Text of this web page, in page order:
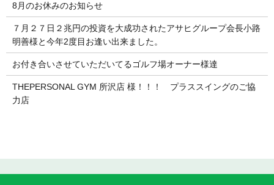
8月のお休みのお知らせ
７月２７日２兆円の投資を大成功されたアサヒグループ会長小路
明善様と今年2度目お逢い出来ました。
お付き合いさせていただいてるゴルフ場オーナー様達
THEPERSONAL GYM 所沢店 様！！！ プラススイングのご協
力店